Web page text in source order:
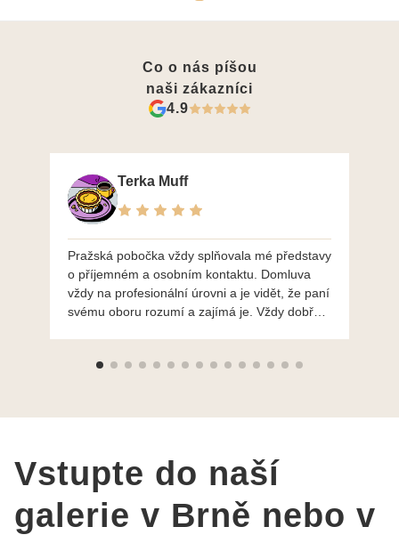
Co o nás píšou
naši zákazníci
4.9
Terka Muff
Pražská pobočka vždy splňovala mé představy
o příjemném a osobním kontaktu. Domluva
vždy na profesionální úrovni a je vidět, že paní
svému oboru rozumí a zajímá je. Vždy dobře a
výběru, jak už bylo napsáno - na požádání
Vstupte do naší
galerie v Brně nebo v